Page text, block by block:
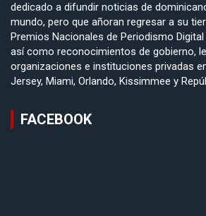
dedicado a difundir noticias de
mundo, pero que añoran regresar a su
Premios Nacionales de Periodismo
así como reconocimientos de gobierno,
organizaciones e instituciones privadas
Jersey, Miami, Orlando, Kissimmee y
FACEBOOK